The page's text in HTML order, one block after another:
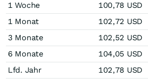
1 Woche
100,78 USD
1 Monat
102,72 USD
3 Monate
102,52 USD
6 Monate
104,05 USD
Lfd. Jahr
102,78 USD